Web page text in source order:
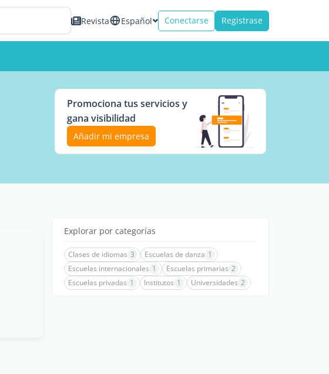
Revista Español Conectarse Registrase
Promociona tus servicios y
gana visibilidad
Añadir mi empresa
Explorar por categorías
Clases de idiomas 3 Escuelas de danza 1
Escuelas internacionales 1 Escuelas primarias 2
Escuelas privadas 1 Institutos 1 Universidades 2